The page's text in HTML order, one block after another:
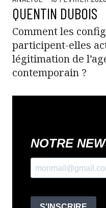
QUENTIN DUBOIS
Comment les
participent-elles
légitimation de
contemporain ?